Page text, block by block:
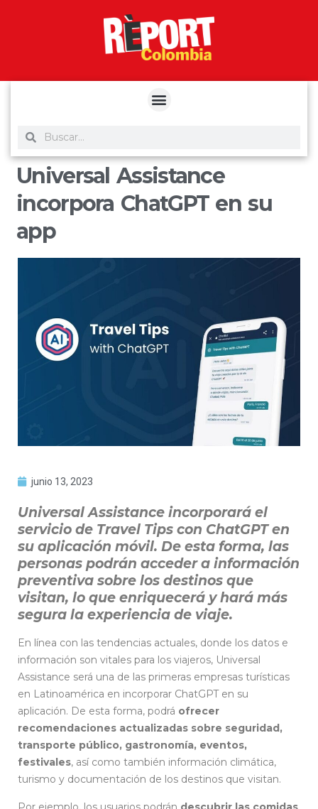
Universal Assistance
incorpora ChatGPT en su
app
junio 13, 2023
Universal Assistance incorporará el
servicio de Travel Tips con ChatGPT en
su aplicación móvil. De esta forma, las
personas podrán acceder a información
preventiva sobre los destinos que
visitan, lo que enriquecerá y hará más
segura la experiencia de viaje.
En línea con las tendencias actuales, donde los datos e
información son vitales para los viajeros, Universal
Assistance será una de las primeras empresas turísticas
en Latinoamérica en incorporar ChatGPT en su
aplicación. De esta forma, podrá ofrecer
recomendaciones actualizadas sobre seguridad,
transporte público, gastronomía, eventos,
festivales, así como también información climática,
turismo y documentación de los destinos que visitan.